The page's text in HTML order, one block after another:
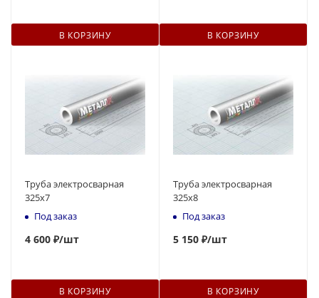
В КОРЗИНУ В КОРЗИНУ
Труба электросварная
325х7
Под заказ
4 600 ₽/шт
В КОРЗИНУ
Труба электросварная
325х8
Под заказ
5 150 ₽/шт
В КОРЗИНУ